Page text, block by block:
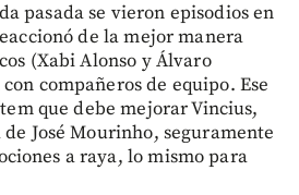
pasada se vieron episodios en
de la mejor manera
(Xabi Alonso y Álvaro
compañeros de equipo. Ese
que debe mejorar Vincius,
José Mourinho, seguramente
a raya, lo mismo para